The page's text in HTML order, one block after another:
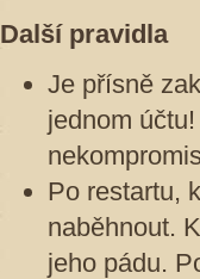
Další pravidla
Je přísně
jednom
Po restartu,
naběhnout.
jeho pádu.